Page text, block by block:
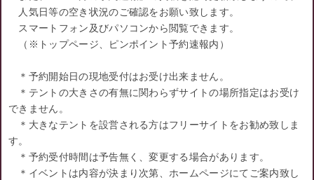
人気日等の空き状況のご確認をお願い致します。
スマートフォン及びパソコンから閲覧できます。
（※トップページ、ピンポイント予約速報内）
＊予約開始日の現地受付はお受け出来ません。
＊テントの大きさの有無に関わらずサイトの場所指定はお受け
できません。
＊大きなテントを設営される方はフリーサイトをお勧め致しま
す。
＊予約受付時間は予告無く、変更する場合があります。
＊イベントは内容が決まり次第、ホームページにてご案内致し